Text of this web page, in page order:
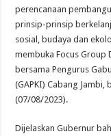
perencanaan
prinsip-prinsip
sosial, budaya dan
membuka Focus Group
bersama Pengurus
(GAPKI) Cabang Jambi,
(07/08/2023).
Dijelaskan Gubernur